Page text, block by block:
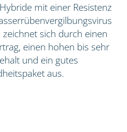
mit einer Resistenz
zeichnet sich durch einen
einen hohen bis sehr
und ein gutes
aus.